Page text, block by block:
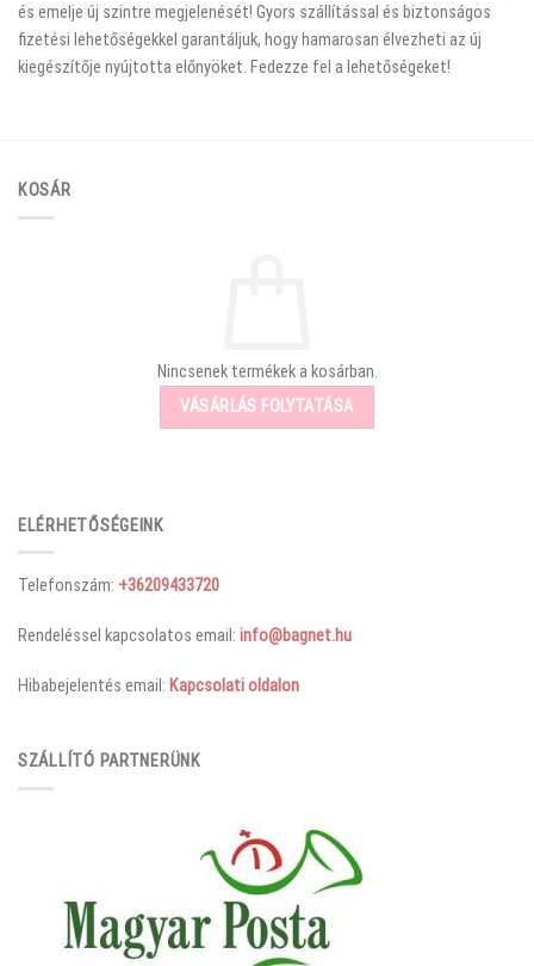
és emelje új szintre megjelenését! Gyors szállítással és biztonságos
fizetési lehetőségekkel garantáljuk, hogy hamarosan élvezheti az új
kiegészítője nyújtotta előnyöket. Fedezze fel a lehetőségeket!
KOSÁR
Nincsenek termékek a kosárban.
VÁSÁRLÁS FOLYTATÁSA
ELÉRHETŐSÉGEINK
Telefonszám: +36209433720
Rendeléssel kapcsolatos email: info@bagnet.hu
Hibabejelentés email: Kapcsolati oldalon
SZÁLLÍTÓ PARTNERÜNK